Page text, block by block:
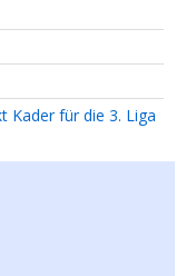
Kader für die 3. Liga